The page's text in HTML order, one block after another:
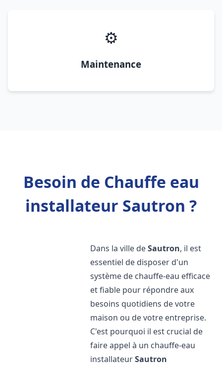
⚙️
Maintenance
Besoin de Chauffe eau
installateur Sautron ?
Dans la ville deSautron, il est
essentiel de disposer d'un
système de chauffe-eau efficace
et fiable pour répondre aux
besoins quotidiens de votre
maison ou de votre entreprise.
C'est pourquoi il est crucial de
faire appel à un chauffe-eau
installateurSautron